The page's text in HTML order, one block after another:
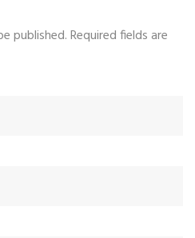
published. Required fields are